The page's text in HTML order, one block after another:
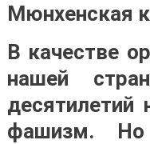
Мюнхенская
В качестве
нашей
десятилетий
фашизм.